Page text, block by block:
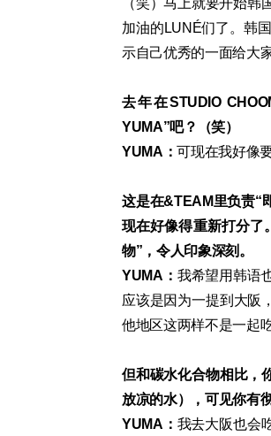
（笑）马上就要开始
加油的LUNÉ们了。韩
示自己优秀的一面给大
去年在STUDIO
YUMA”吧？（笑）
YUMA：可现在我好像
这是在&TEAM里负责“
现在好像得重新打分了
物”，令人印象深刻。
YUMA： 我希望用韩语
应该是因为一提到大阪
他地区这两样不是一起
但和碳水化合物相比，
放凉的水），可见你有
YUMA： 我去大阪也会